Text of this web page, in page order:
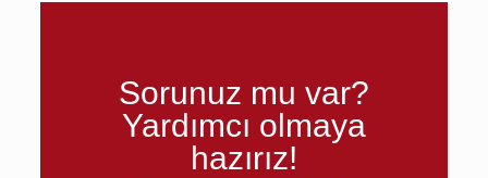
Sorunuz mu var?
Yardımcı olmaya
hazırız!